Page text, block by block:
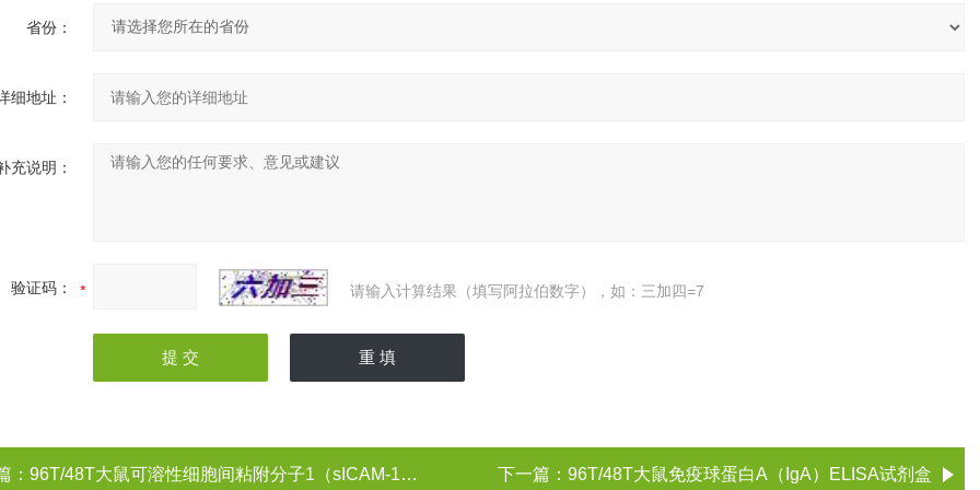
省份：
细地址：
充说明：
验证码： 请输入计算结果（填写阿拉伯数字），如：三加四=7
： 96T/48T大鼠可溶性细胞间粘附分子1（sICAM-1）ELISA试剂盒 下一篇： 96T/48T大鼠免疫球蛋白A（IgA）ELISA试剂盒